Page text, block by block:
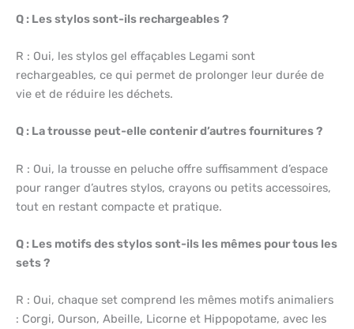
Q : Les stylos sont-ils rechargeables ?
R : Oui, les stylos gel effaçables Legami sont
rechargeables, ce qui permet de prolonger leur durée de
vie et de réduire les déchets.
Q : La trousse peut-elle contenir d’autres fournitures ?
R : Oui, la trousse en peluche offre suffisamment d’espace
pour ranger d’autres stylos, crayons ou petits accessoires,
tout en restant compacte et pratique.
Q : Les motifs des stylos sont-ils les mêmes pour tous les
sets ?
R : Oui, chaque set comprend les mêmes motifs animaliers
: Corgi, Ourson, Abeille, Licorne et Hippopotame, avec les